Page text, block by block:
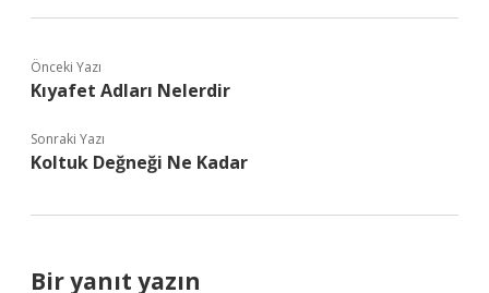
Önceki Yazı
Kıyafet Adları Nelerdir
Sonraki Yazı
Koltuk Değneği Ne Kadar
Bir yanıt yazın